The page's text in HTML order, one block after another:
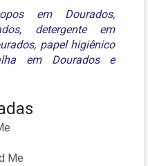
em Dourados,
, detergente em
, papel higiênico
em Douradose
Me